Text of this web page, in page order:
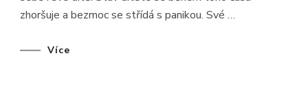
zhoršuje a bezmoc se střídá s panikou. Své …
Více